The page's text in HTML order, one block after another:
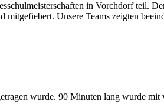
in Vorchdorf teil.
Unsere Teams zeigten
wurde. 90 Minuten lang wurde